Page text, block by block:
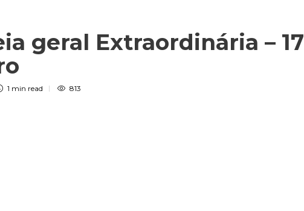
geral Extraordinária – 17
1 min read 813